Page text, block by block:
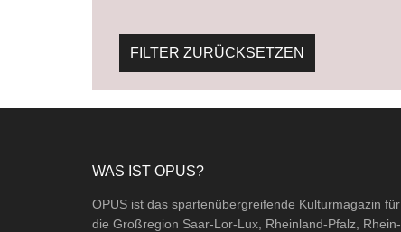
FILTER ZURÜCKSETZEN
WAS IST OPUS?
OPUS ist das spartenübergreifende Kulturmagazin für
die Großregion Saar-Lor-Lux, Rheinland-Pfalz, Rhein-